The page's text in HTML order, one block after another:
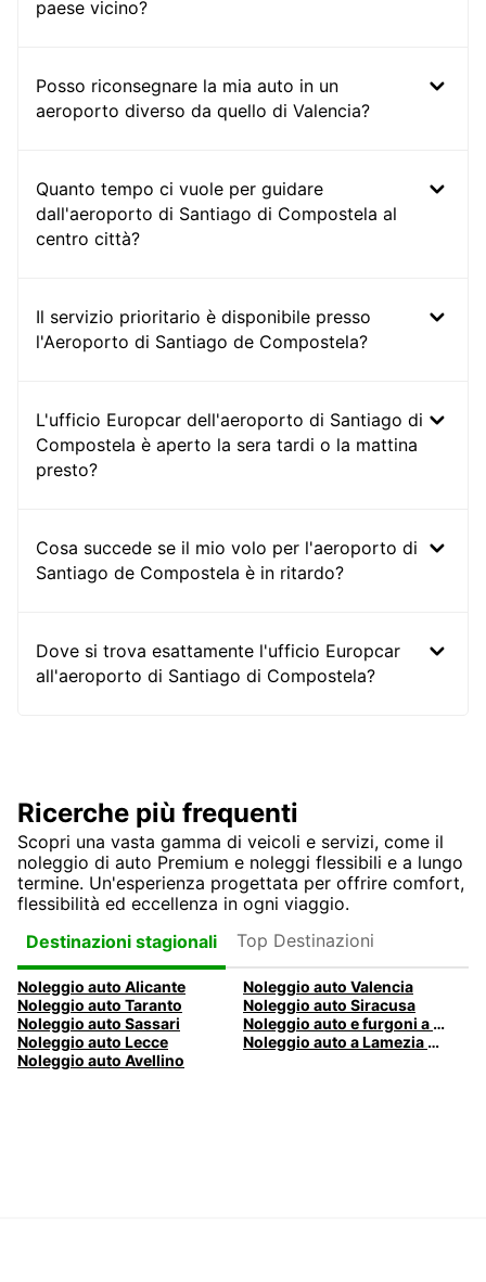
paese vicino?
Posso riconsegnare la mia auto in un
aeroporto diverso da quello di Valencia?
Quanto tempo ci vuole per guidare
dall'aeroporto di Santiago di Compostela al
centro città?
Il servizio prioritario è disponibile presso
l'Aeroporto di Santiago de Compostela?
L'ufficio Europcar dell'aeroporto di Santiago di
Compostela è aperto la sera tardi o la mattina
presto?
Cosa succede se il mio volo per l'aeroporto di
Santiago de Compostela è in ritardo?
Dove si trova esattamente l'ufficio Europcar
all'aeroporto di Santiago di Compostela?
Ricerche più frequenti
Scopri una vasta gamma di veicoli e servizi, come il
noleggio di auto Premium e noleggi flessibili e a lungo
termine. Un'esperienza progettata per offrire comfort,
flessibilità ed eccellenza in ogni viaggio.
Destinazioni stagionali
Top Destinazioni
Noleggio auto Alicante
Noleggio auto Valencia
Noleggio auto Taranto
Noleggio auto Siracusa
Noleggio auto Sassari
Noleggio auto e furgoni a Pescara
Noleggio auto Lecce
Noleggio auto a Lamezia Terme, Italia
Noleggio auto Avellino